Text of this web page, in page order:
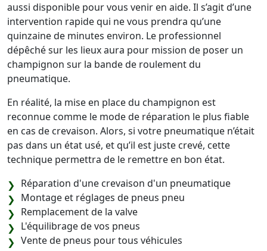
aussi disponible pour vous venir en aide. Il s’agit d’une
intervention rapide qui ne vous prendra qu’une
quinzaine de minutes environ. Le professionnel
dépêché sur les lieux aura pour mission de poser un
champignon sur la bande de roulement du
pneumatique.
En réalité, la mise en place du champignon est
reconnue comme le mode de réparation le plus fiable
en cas de crevaison. Alors, si votre pneumatique n’était
pas dans un état usé, et qu’il est juste crevé, cette
technique permettra de le remettre en bon état.
Réparation d'une crevaison d'un pneumatique
Montage et réglages de pneus pneu
Remplacement de la valve
L'équilibrage de vos pneus
Vente de pneus pour tous véhicules